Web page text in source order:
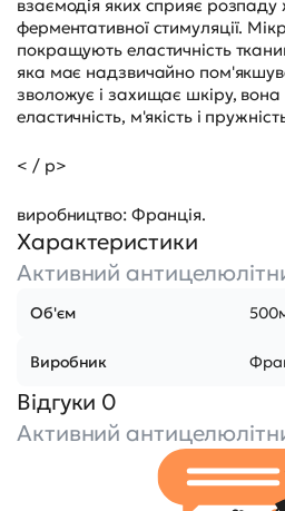
взаємодія яких сприяє
ферментативної стимуляції.
покращують еластичність
яка має надзвичайно
зволожує і захищає шкіру,
еластичність, м'якість і
< / p>
виробництво: Франція.
Характеристики
Активний
Об'єм
Виробник
Відгуки 0
Активний